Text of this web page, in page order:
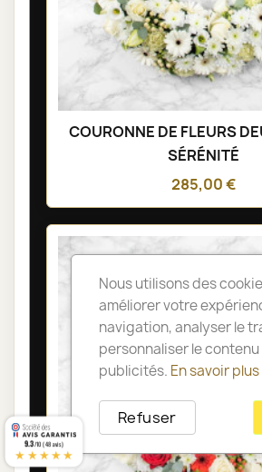
COURONNE DE FLEURS
SÉRÉNITÉ
285,00 €
Nous utilisons des
améliorer votre
navigation, analyser le
personnaliser le contenu
publicités. En savoir plus
Refuser
9.3/10 (48 avis)
★★★★★